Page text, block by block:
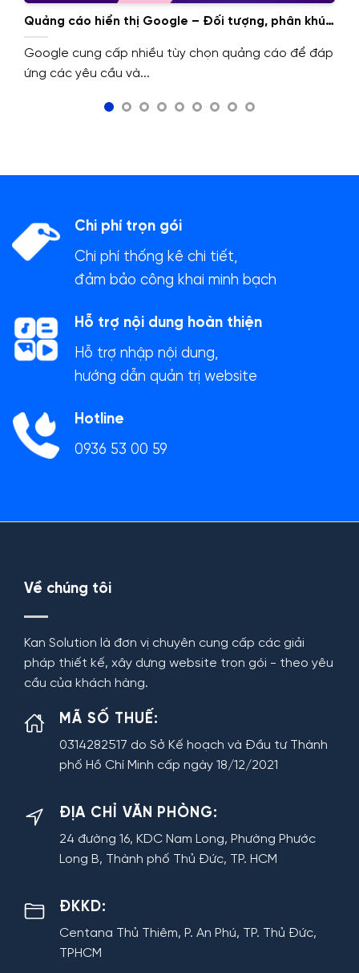
Quảng cáo hiển thị Google – Đối tượng, phân khúc
của GDN
Google cung cấp nhiều tùy chọn quảng cáo để đáp
ứng các yêu cầu và...
Chi phí trọn gói
Chi phí thống kê chi tiết,
đảm bảo công khai minh bạch
Hỗ trợ nội dung hoàn thiện
Hỗ trợ nhập nội dung,
hướng dẫn quản trị website
Hotline
0936 53 00 59
Về chúng tôi
Kan Solution là đơn vị chuyên cung cấp các giải
pháp thiết kế, xây dựng website trọn gói - theo yêu
cầu của khách hàng.
MÃ SỐ THUẾ:
0314282517 do Sở Kế hoạch và Đầu tư Thành
phố Hồ Chí Minh cấp ngày 18/12/2021
ĐỊA CHỈ VĂN PHÒNG:
24 đường 16, KDC Nam Long, Phường Phước
Long B, Thành phố Thủ Đức, TP. HCM
ĐKKD:
Centana Thủ Thiêm, P. An Phú, TP. Thủ Đức,
TPHCM